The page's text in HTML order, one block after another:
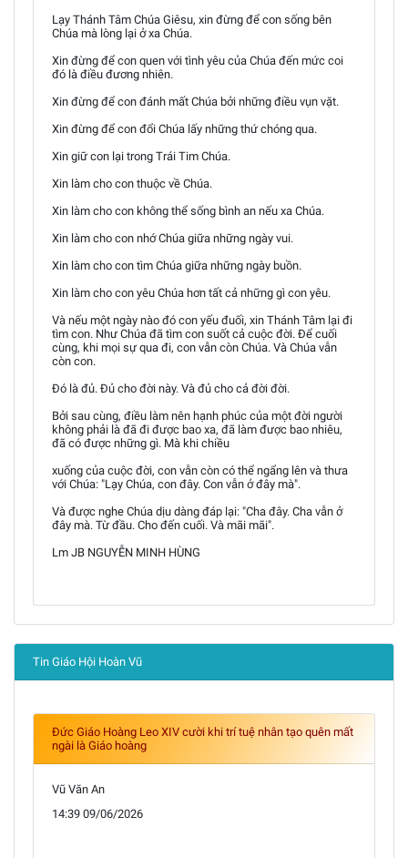
Lạy Thánh Tâm Chúa Giêsu, xin đừng để con sống bên
Chúa mà lòng lại ở xa Chúa.
Xin đừng để con quen với tình yêu của Chúa đến mức coi
đó là điều đương nhiên.
Xin đừng để con đánh mất Chúa bởi những điều vụn vặt.
Xin đừng để con đổi Chúa lấy những thứ chóng qua.
Xin giữ con lại trong Trái Tim Chúa.
Xin làm cho con thuộc về Chúa.
Xin làm cho con không thể sống bình an nếu xa Chúa.
Xin làm cho con nhớ Chúa giữa những ngày vui.
Xin làm cho con tìm Chúa giữa những ngày buồn.
Xin làm cho con yêu Chúa hơn tất cả những gì con yêu.
Và nếu một ngày nào đó con yếu đuối, xin Thánh Tâm lại đi
tìm con. Như Chúa đã tìm con suốt cả cuộc đời. Để cuối
cùng, khi mọi sự qua đi, con vẫn còn Chúa. Và Chúa vẫn
còn con.
Đó là đủ. Đủ cho đời này. Và đủ cho cả đời đời.
Bởi sau cùng, điều làm nên hạnh phúc của một đời người
không phải là đã đi được bao xa, đã làm được bao nhiêu,
đã có được những gì. Mà khi chiều
xuống của cuộc đời, con vẫn còn có thể ngẩng lên và thưa
với Chúa: "Lạy Chúa, con đây. Con vẫn ở đây mà".
Và được nghe Chúa dịu dàng đáp lại: "Cha đây. Cha vẫn ở
đây mà. Từ đầu. Cho đến cuối. Và mãi mãi".
Lm JB NGUYỄN MINH HÙNG
Tin Giáo Hội Hoàn Vũ
Đức Giáo Hoàng Leo XIV cười khi trí tuệ nhân tạo quên mất
ngài là Giáo hoàng
Vũ Văn An
14:39 09/06/2026